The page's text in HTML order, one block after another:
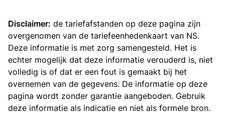
Disclaimer: de tariefafstanden op deze pagina zijn
overgenomen van de tariefeenhedenkaart van NS.
Deze informatie is met zorg samengesteld. Het is
echter mogelijk dat deze informatie verouderd is, niet
volledig is of dat er een fout is gemaakt bij het
overnemen van de gegevens. De informatie op deze
pagina wordt zonder garantie aangeboden. Gebruik
deze informatie als indicatie en niet als formele bron.